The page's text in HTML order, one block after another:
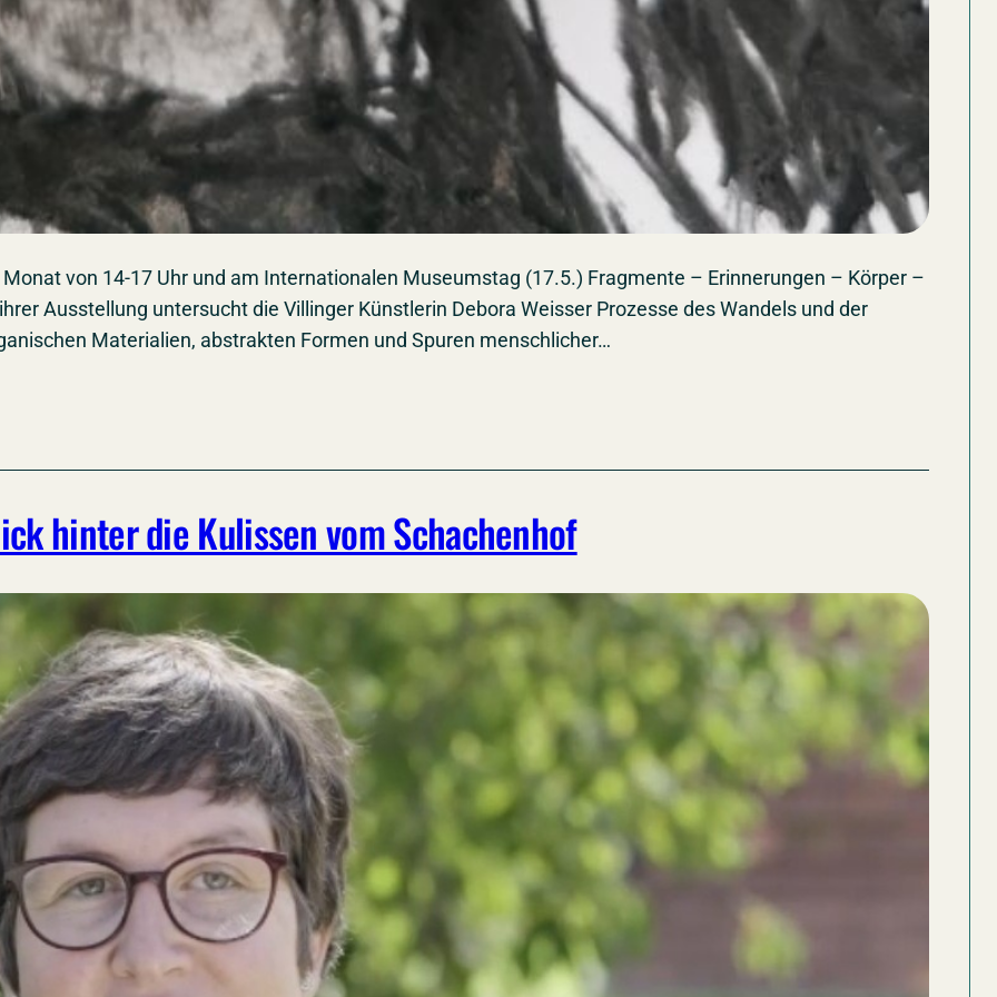
von 14-17 Uhr und am Internationalen Museumstag (17.5.) Fragmente – Erinnerungen – Körper –
Ausstellung untersucht die Villinger Künstlerin Debora Weisser Prozesse des Wandels und der
Materialien, abstrakten Formen und Spuren menschlicher…
hinter die Kulissen vom Schachenhof